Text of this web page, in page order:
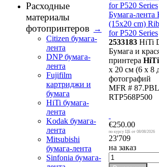
Бумага-лента
(15x20 cm)
for P520 Series
2533183 HiTi
Бумага и
принтера
x 20 см (6 x 8
фотографий
MFR #
RTP568P500
€250.00
08/08/2026
23'709
на заказ
Расходные
материалы
фотопринтеров
→
Citizen бумага-
лента
DNP бумага-
лента
Fujifilm
картриджи и
бумага
HiTi бумага-
лента
Kodak бумага-
лента
Mitsubishi
бумага-лента
Sinfonia бумага-